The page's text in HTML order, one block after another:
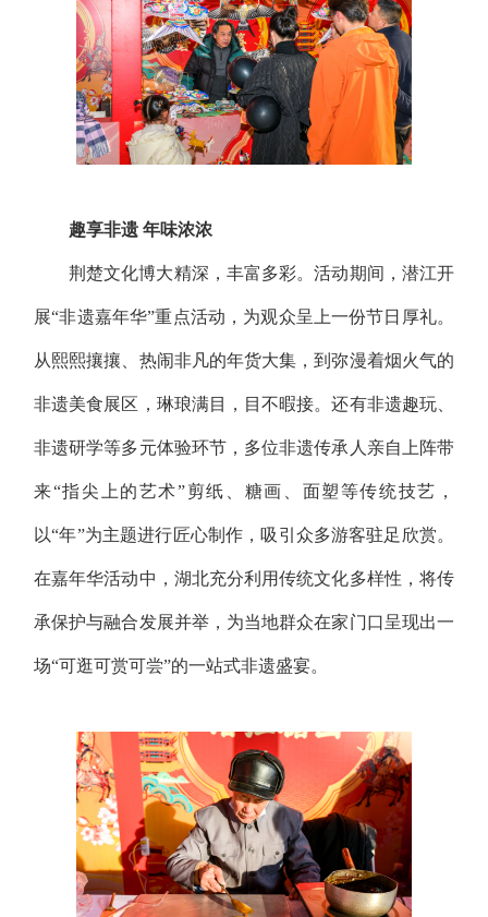
趣享非遗 年味浓浓
荆楚文化博大精深，丰富多彩。活动期间，潜江开
展“非遗嘉年华”重点活动，为观众呈上一份节日厚礼。
从熙熙攘攘、热闹非凡的年货大集，到弥漫着烟火气的
非遗美食展区，琳琅满目，目不暇接。还有非遗趣玩、
非遗研学等多元体验环节，多位非遗传承人亲自上阵带
来“指尖上的艺术”剪纸、糖画、面塑等传统技艺，
以“年”为主题进行匠心制作，吸引众多游客驻足欣赏。
在嘉年华活动中，湖北充分利用传统文化多样性，将传
承保护与融合发展并举，为当地群众在家门口呈现出一
场“可逛可赏可尝”的一站式非遗盛宴。